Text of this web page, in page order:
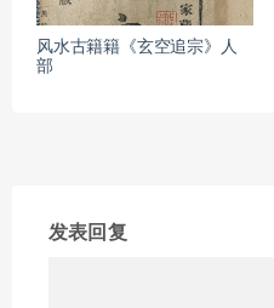
风水古籍籍《玄空追宗》人
部
发表回复